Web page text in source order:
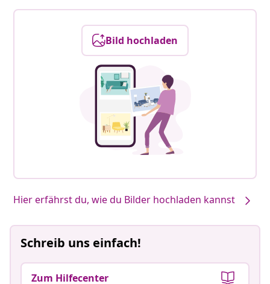
Bild hochladen
Unsere Produkte, von dir gestaltet #sharemevidaxl